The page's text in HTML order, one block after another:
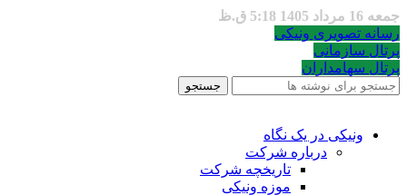
جمعه 16 مرداد 1405 5:18 ق.ظ
رسانه تصویری ونیکی
پرتال سازمانی
پرتال سهامداران
جستجو
ونیکی در یک نگاه
درباره شرکت
تاریخچه شرکت
موزه ونیکی